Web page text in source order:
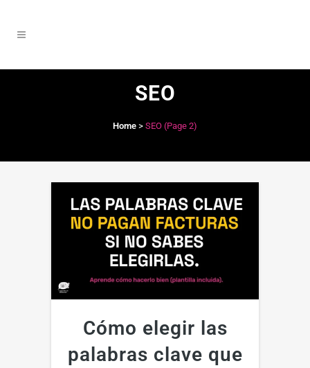
SEO
Home > SEO (Page 2)
Cómo elegir las
palabras clave que